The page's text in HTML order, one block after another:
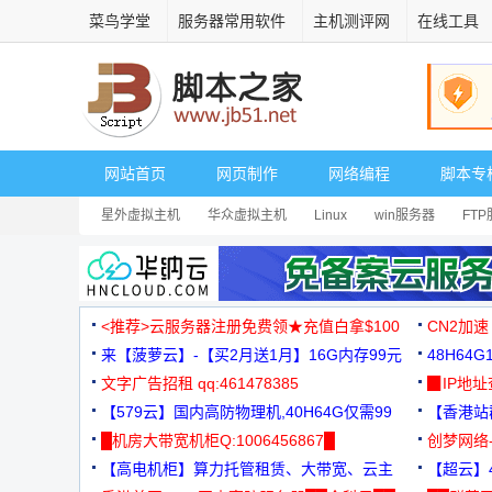
菜鸟学堂 服务器常用软件 主机测评网 在线工具
网站首页 网页制作 网络编程 脚本专
星外虚拟主机 华众虚拟主机 Linux win服务器 FTP
<推荐>云服务器注册免费领★充值白拿$100
CN2加
来【菠萝云】-【买2月送1月】16G内存99元
3000+
文字广告招租 qq:461478385
▉IP地
【579云】国内高防物理机,40H64G仅需99
元
【香港
█机房大带宽机柜Q:1006456867█
创梦网
88元/月
【高电机柜】算力托管租赁、大带宽、云主
【超云